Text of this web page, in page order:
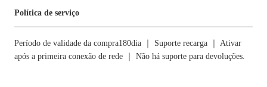
Política de serviço
Período de validade da compra180dia ｜ Suporte recarga ｜ Ativar
após a primeira conexão de rede ｜ Não há suporte para devoluções.